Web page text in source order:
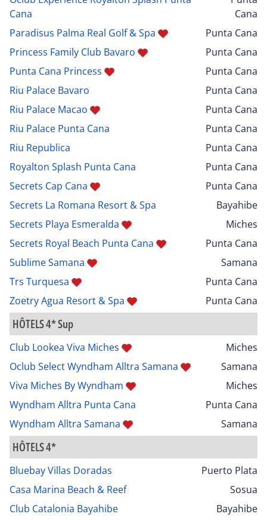
Cana
Cana
Paradisus Palma Real Golf & Spa
Punta Cana
Princess Family Club Bavaro
Punta Cana
Punta Cana Princess
Punta Cana
Riu Palace Bavaro
Punta Cana
Riu Palace Macao
Punta Cana
Riu Palace Punta Cana
Punta Cana
Riu Republica
Punta Cana
Royalton Splash Punta Cana
Punta Cana
Secrets Cap Cana
Punta Cana
Secrets La Romana Resort & Spa
Bayahibe
Secrets Playa Esmeralda
Miches
Secrets Royal Beach Punta Cana
Punta Cana
Sublime Samana
Samana
Trs Turquesa
Punta Cana
Zoetry Agua Resort & Spa
Punta Cana
HÔTELS 4* Sup
Club Lookea Viva Miches
Miches
Oclub Select Wyndham Alltra Samana
Samana
Viva Miches By Wyndham
Miches
Wyndham Alltra Punta Cana
Punta Cana
Wyndham Alltra Samana
Samana
HÔTELS 4*
Bluebay Villas Doradas
Puerto Plata
Casa Marina Beach & Reef
Sosua
Club Catalonia Bayahibe
Bayahibe